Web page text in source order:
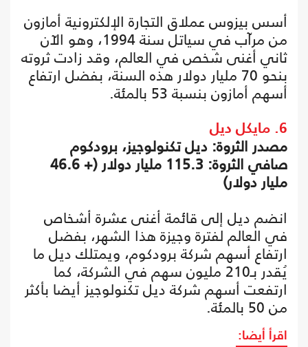
أسس بيزوس عملاق التجارة الإلكترونية أمازون
من مرآب في سياتل سنة 1994، وهو الآن
ثاني أغنى شخص في العالم، وقد زادت ثروته
بنحو 70 مليار دولار هذه السنة، بفضل ارتفاع
أسهم أمازون بنسبة 53 بالمئة.
6. مايكل ديل
مصدر الثروة: ديل تكنولوجيز، برودكوم
صافي الثروة: 115.3 مليار دولار (+ 46.6
مليار دولار)
انضم ديل إلى قائمة أغنى عشرة أشخاص
في العالم لفترة وجيزة هذا الشهر، بفضل
ارتفاع أسهم شركة برودكوم، ويمتلك ديل ما
يُقدر بـ210 مليون سهم في الشركة، كما
ارتفعت أسهم شركة ديل تكنولوجيز أيضا بأكثر
من 50 بالمئة.
اقرأ أيضا: